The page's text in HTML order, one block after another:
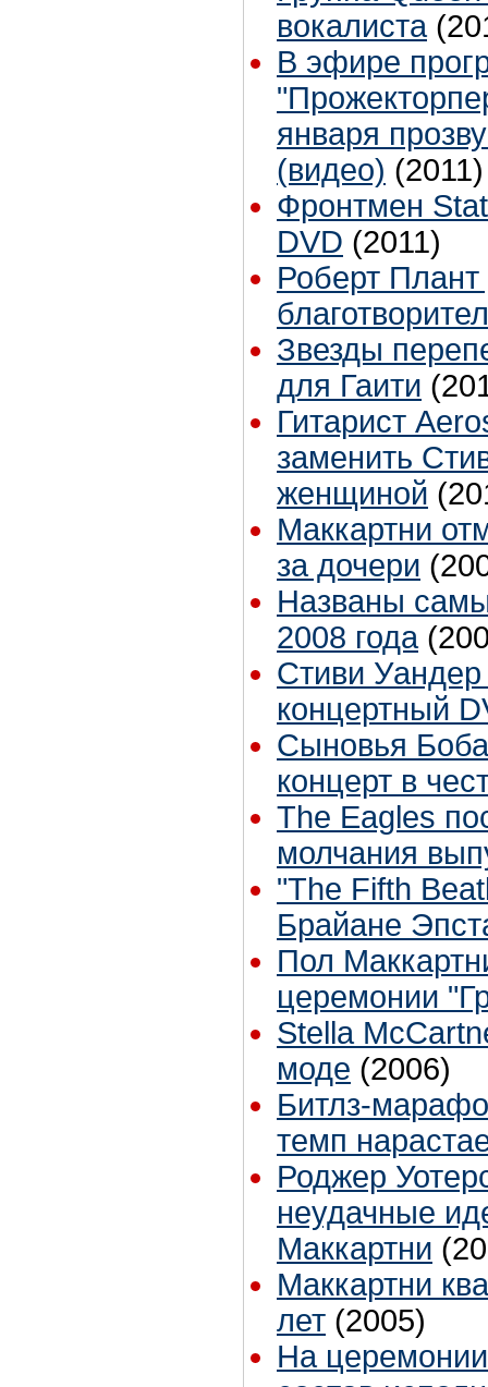
вокалиста
В эфире
января
(видео) (2011)
Фронтмен
DVD (2011)
Роберт Плант
Звезды
для Гаити
Гитарист
заменить
женщиной
Маккартни
за дочери
Названы
2008 года
Стиви
концертный
Сыновья
концерт в
The Eagles
молчания
"The Fifth
Брайане
Пол
церемонии
Stella
моде (2006)
Битлз-
темп
Роджер
неудачные
Маккартни
Маккартни
лет (2005)
На